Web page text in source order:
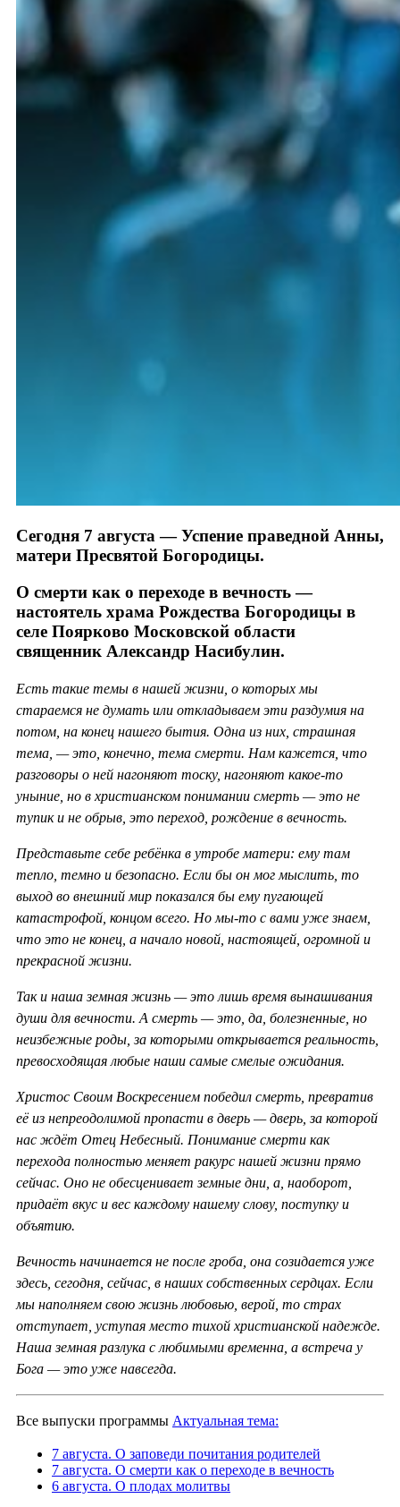
Сегодня 7 августа — Успение праведной Анны,
матери Пресвятой Богородицы.
О смерти как о переходе в вечность —
настоятель храма Рождества Богородицы в
селе Поярково Московской области
священник Александр Насибулин.
Есть такие темы в нашей жизни, о которых мы
стараемся не думать или откладываем эти раздумия на
потом, на конец нашего бытия. Одна из них, страшная
тема, — это, конечно, тема смерти. Нам кажется, что
разговоры о ней нагоняют тоску, нагоняют какое-то
уныние, но в христианском понимании смерть — это не
тупик и не обрыв, это переход, рождение в вечность.
Представьте себе ребёнка в утробе матери: ему там
тепло, темно и безопасно. Если бы он мог мыслить, то
выход во внешний мир показался бы ему пугающей
катастрофой, концом всего. Но мы-то с вами уже знаем,
что это не конец, а начало новой, настоящей, огромной и
прекрасной жизни.
Так и наша земная жизнь — это лишь время вынашивания
души для вечности. А смерть — это, да, болезненные, но
неизбежные роды, за которыми открывается реальность,
превосходящая любые наши самые смелые ожидания.
Христос Своим Воскресением победил смерть, превратив
её из непреодолимой пропасти в дверь — дверь, за которой
нас ждёт Отец Небесный. Понимание смерти как
перехода полностью меняет ракурс нашей жизни прямо
сейчас. Оно не обесценивает земные дни, а, наоборот,
придаёт вкус и вес каждому нашему слову, поступку и
объятию.
Вечность начинается не после гроба, она созидается уже
здесь, сегодня, сейчас, в наших собственных сердцах. Если
мы наполняем свою жизнь любовью, верой, то страх
отступает, уступая место тихой христианской надежде.
Наша земная разлука с любимыми временна, а встреча у
Бога — это уже навсегда.
Все выпуски программы Актуальная тема:
7 августа. О заповеди почитания родителей
7 августа. О смерти как о переходе в вечность
6 августа. О плодах молитвы